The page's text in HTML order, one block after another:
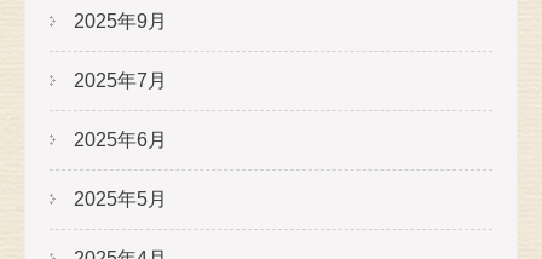
2025年9月
2025年7月
2025年6月
2025年5月